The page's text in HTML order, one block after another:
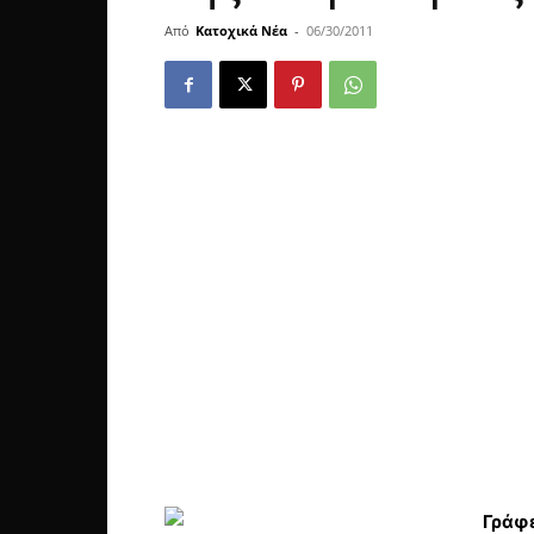
Από Κατοχικά Νέα - 06/30/2011